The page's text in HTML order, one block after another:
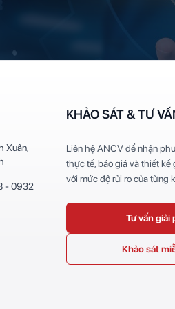
Xuân,
- 0932
KHẢO SÁT & TƯ
Liên hệ ANCV để nhận
thực tế, báo giá và thiết
với mức độ rủi ro của từng
Tư vấn giải
Khảo sát